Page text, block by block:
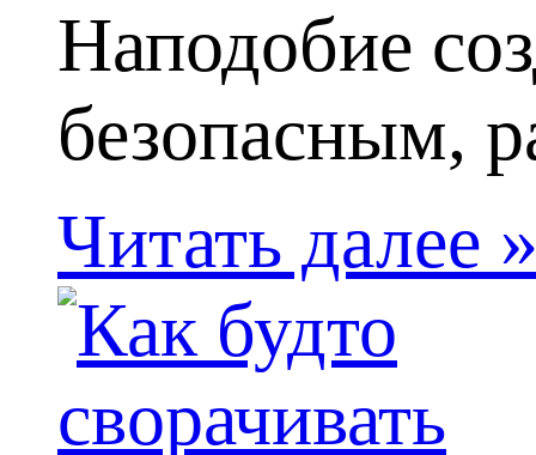
Наподобие
безопасным,
Читать далее